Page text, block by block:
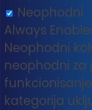
Neophodni
Always
Neophodni
neophodni za
kategorija